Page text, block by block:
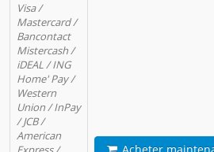
Visa /
Mastercard /
Bancontact
Mistercash /
iDEAL / ING
Home' Pay /
Western
Union / InPay
/ JCB /
American